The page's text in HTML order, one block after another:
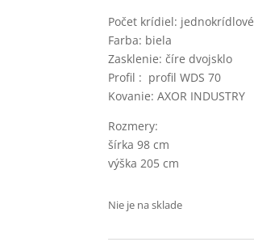
Počet krídiel: jednokrídlové
Farba: biela
Zasklenie: číre dvojsklo
Profil : profil WDS 70
Kovanie: AXOR INDUSTRY
Rozmery:
šírka 98 cm
výška 205 cm
Nie je na sklade